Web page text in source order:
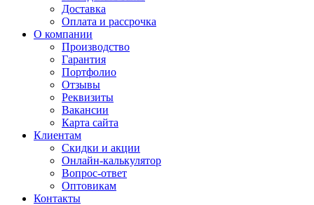
Доставка
Оплата и рассрочка
О компании
Производство
Гарантия
Портфолио
Отзывы
Реквизиты
Вакансии
Карта сайта
Клиентам
Скидки и акции
Онлайн-калькулятор
Вопрос-ответ
Оптовикам
Контакты